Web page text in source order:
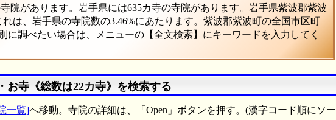
院があります。岩手県には635カ寺の寺院があります。岩手県紫波郡紫波
は、岩手県の寺院数の3.46%にあたります。紫波郡紫波町の全国市区町
に調べたい場合は、メニューの【全文検索】にキーワードを入力してく
お寺《総数は22カ寺》を検索する
一覧]へ移動。寺院の詳細は、「Open」ボタンを押す。(漢字コード順にソー